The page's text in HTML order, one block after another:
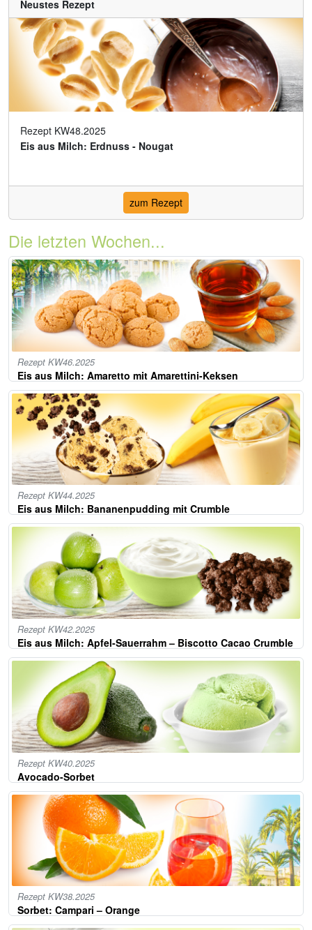
Neustes Rezept
Rezept KW48.2025
Eis aus Milch: Erdnuss - Nougat
zum Rezept
Die letzten Wochen...
Rezept KW46.2025
Eis aus Milch: Amaretto mit Amarettini-Keksen
Rezept KW44.2025
Eis aus Milch: Bananenpudding mit Crumble
Rezept KW42.2025
Eis aus Milch: Apfel-Sauerrahm – Biscotto Cacao Crumble
Rezept KW40.2025
Avocado-Sorbet
Rezept KW38.2025
Sorbet: Campari – Orange